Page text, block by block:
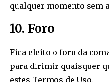
qualquer momento sem
10. Foro
Fica eleito o foro da
para dirimir quaisquer
estes Termos de Uso.